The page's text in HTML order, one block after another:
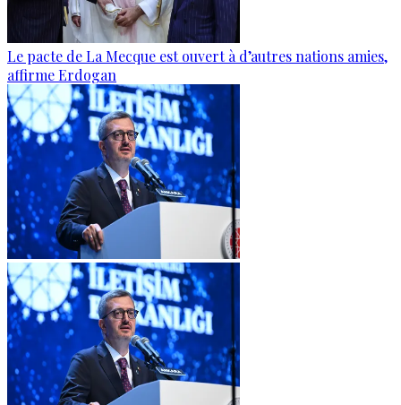
Le pacte de La Mecque est ouvert à d’autres nations amies,
affirme Erdogan